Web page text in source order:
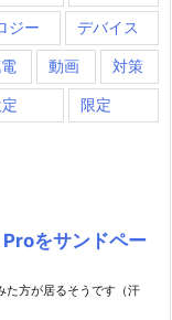
ジー デバイス
動画 対策
限定